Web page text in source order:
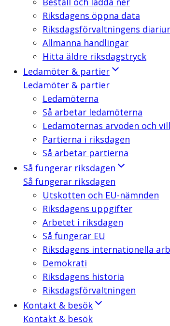
Riksdagens öppna data
Riksdagsförvaltningens
Allmänna handlingar
Hitta äldre riksdagstryck
Ledamöter & partier
Ledamöter & partier
Ledamöterna
Så arbetar ledamöterna
Ledamöternas arvoden och
Partierna i riksdagen
Så arbetar partierna
Så fungerar riksdagen
Så fungerar riksdagen
Utskotten och EU-nämnden
Riksdagens uppgifter
Arbetet i riksdagen
Så fungerar EU
Riksdagens internationella
Demokrati
Riksdagens historia
Riksdagsförvaltningen
Kontakt & besök
Kontakt & besök